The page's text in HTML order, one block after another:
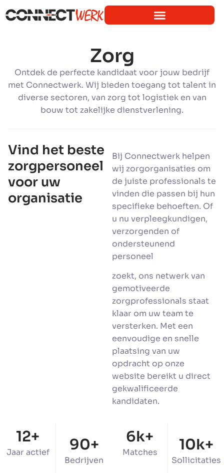
Zorg
Ontdek de perfecte kandidaat voor jouw bedrijf
met Connectwerk. Wij bieden toegang tot talent in
diverse sectoren, van zorg tot logistiek en van
bouw tot zakelijke dienstverlening.
Vind het beste
zorgpersoneel
voor uw
organisatie
Bij Connectwerk helpen
wij zorgorganisaties om
de juiste professionals te
vinden die passen bij hun
specifieke behoeften. Of
u nu verpleegkundigen,
verzorgenden of
ondersteunend
personeel
zoekt, ons netwerk van
gemotiveerde
zorgprofessionals staat
klaar om uw team te
versterken. Met een
eenvoudige en snelle
plaatsing van uw
opdracht op onze
website bereikt u direct
gekwalificeerde
kandidaten.
Jaar actief
12+
Bedrijven
90+ Matches
6k+
Sollicitaties
10k+